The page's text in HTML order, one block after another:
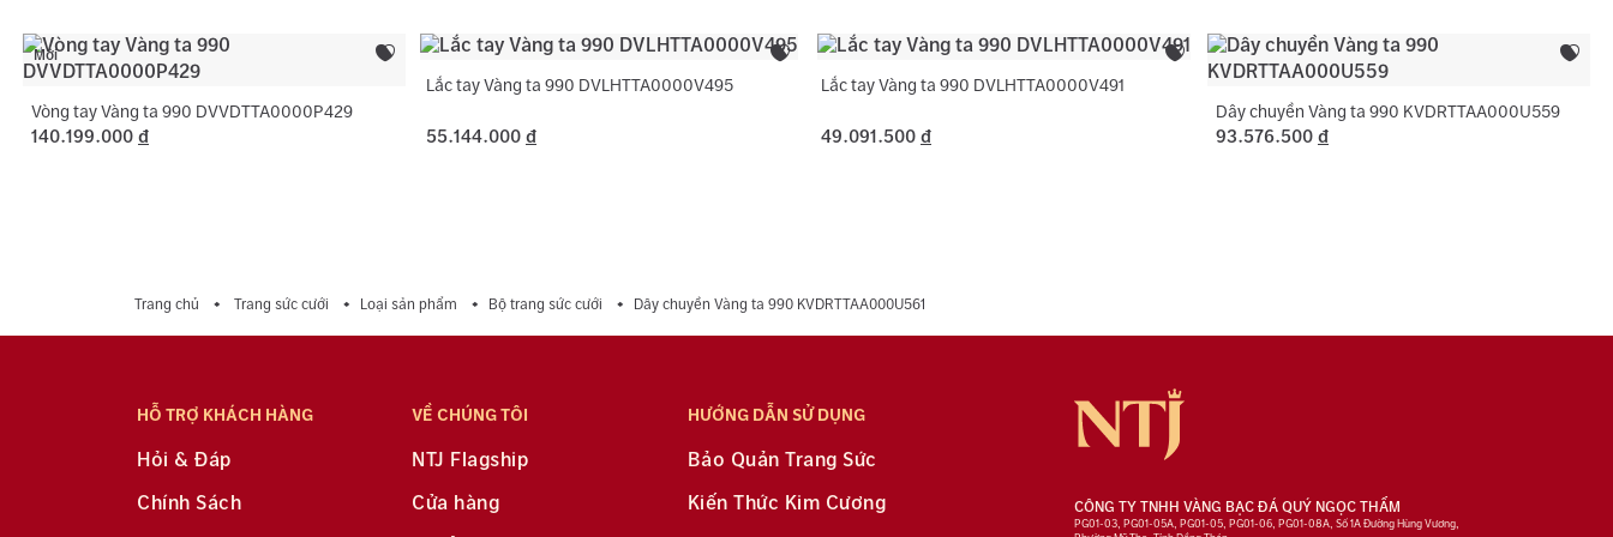
Mới
Vòng tay Vàng ta 990 DVVDTTA0000P429
140.199.000 đ
Lắc tay Vàng ta 990 DVLHTTA0000V495
55.144.000 đ
Lắc tay Vàng ta 990 DVLHTTA0000V491
49.091.500 đ
Dây chuyền Vàng ta 990 KVDRTTAA000U559
93.576.500 đ
Trang chủ Trang sức cưới Loại sản phẩm Bộ trang sức cưới Dây chuyền Vàng ta 990 KVDRTTAA000U561
HỖ TRỢ KHÁCH HÀNG
Hỏi & Đáp
Chính Sách
VỀ CHÚNG TÔI
NTJ Flagship
Cửa hàng
HƯỚNG DẪN SỬ DỤNG
Bảo Quản Trang Sức
Kiến Thức Kim Cương
CÔNG TY TNHH VÀNG BẠC ĐÁ QUÝ NGỌC THẨM
PG01-03, PG01-05A, PG01-05, PG01-06, PG01-08A, Số 1A Đường Hùng Vương,